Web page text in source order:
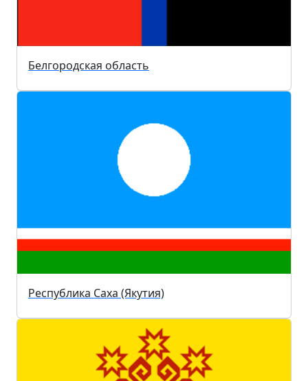
Белгородская область
Республика Саха (Якутия)